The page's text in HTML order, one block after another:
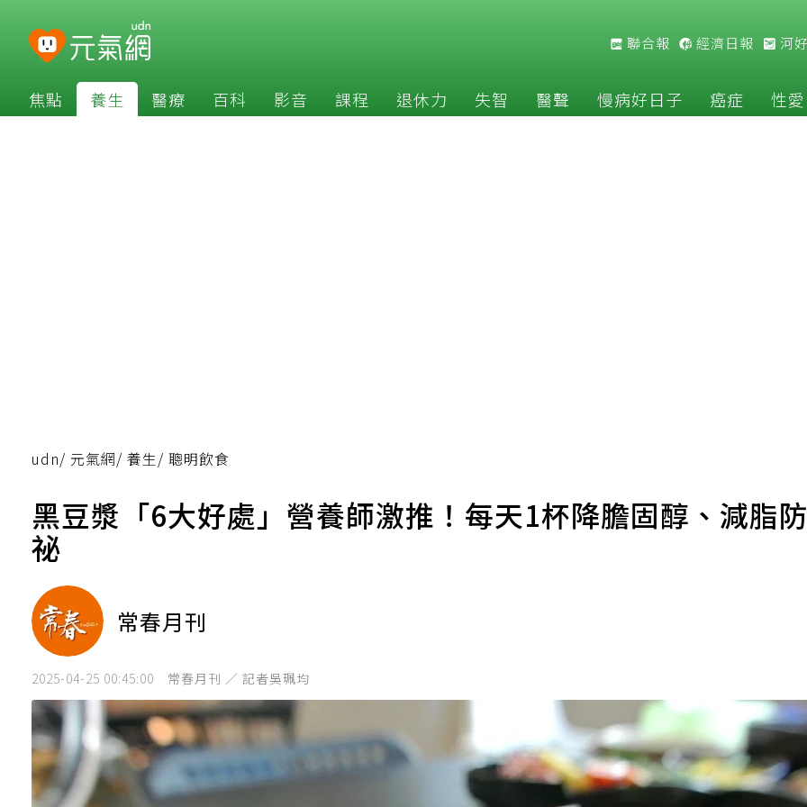
聯合報 經濟日報 河
焦點 養生 醫療 百科 影音 課程 退休力 失智 醫聲 慢病好日子 癌症 性愛
udn/ 元氣網/ 養生/ 聰明飲食
黑豆漿「6大好處」營養師激推！每天1杯降膽固醇、減脂
祕
常春月刊
2025-04-25 00:45:00 常春月刊 ／ 記者吳珮均